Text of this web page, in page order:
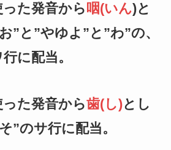
た発音から咽(いん)と
”と”やゆよ”と”わ”の、
に配当。
た発音から歯(し)とし
”のサ行に配当。